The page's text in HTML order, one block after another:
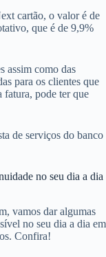
cartão, o valor é de
que é de 9,9%
assim como das
para os clientes que
fatura, pode ter que
de serviços do banco
no seu dia a dia
vamos dar algumas
no seu dia a dia em
Confira!